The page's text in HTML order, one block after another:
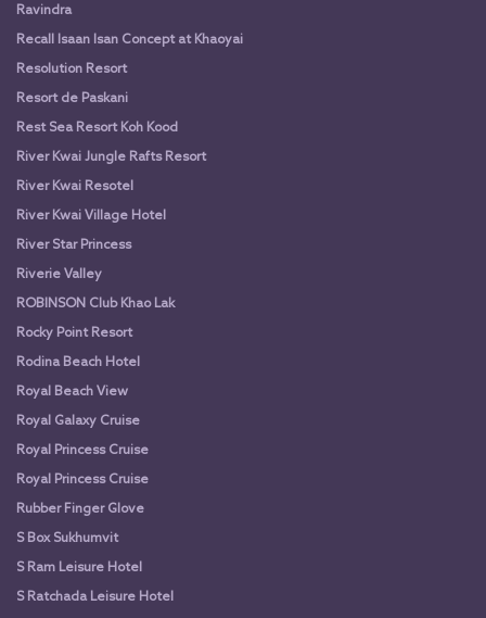
Ravindra
Recall Isaan Isan Concept at Khaoyai
Resolution Resort
Resort de Paskani
Rest Sea Resort Koh Kood
River Kwai Jungle Rafts Resort
River Kwai Resotel
River Kwai Village Hotel
River Star Princess
Riverie Valley
ROBINSON Club Khao Lak
Rocky Point Resort
Rodina Beach Hotel
Royal Beach View
Royal Galaxy Cruise
Royal Princess Cruise
Royal Princess Cruise
Rubber Finger Glove
S Box Sukhumvit
S Ram Leisure Hotel
S Ratchada Leisure Hotel